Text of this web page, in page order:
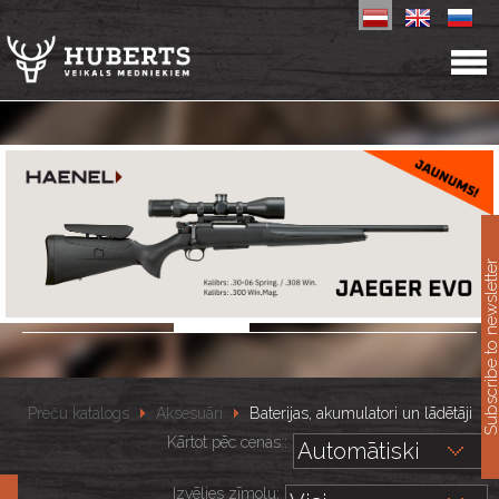
Preču katalogs Aksesuāri
Baterijas, akumulatori un lādētāji
Kārtot pēc cenas::
Izvēlies zīmolu:
Subscribe